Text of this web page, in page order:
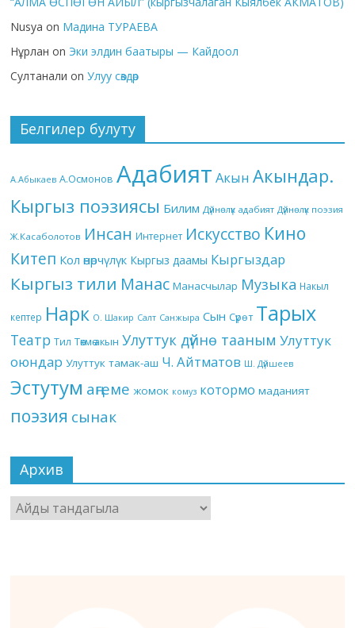
Nusya on Мадина ТУРАЕВА
Нұрлан on Эки элдин баатыры — Кайдоол
Султанали onУлуу сөздөр
Белгилер булуту
А.Абыкаев А.Осмонов Адабият Акын Акындар.
Кыргыз поэзиясы Билим Дүйнөлүк адабият Дүйнөлүк поэзия
Ж.Касаболотов Инсан Интернет Искусство Кино
Китеп Кол өнөрчүлүк Кыргыз даамы Кыргыздар
Кыргыз тили Манас Манасчылар Музыка Накыл
кептер Нарк О. Шакир Салт Санжыра Сын Сүрөт Тарых
Театр Тил Төкмө акын Улуттук дүйнө тааным Улуттук
оюндар Улуттук тамак-аш Ч. Айтматов Ш. Дүйшеев
Эстутум аңгеме жомок комуз котормо маданият
поэзия сынак
Архив
Архив